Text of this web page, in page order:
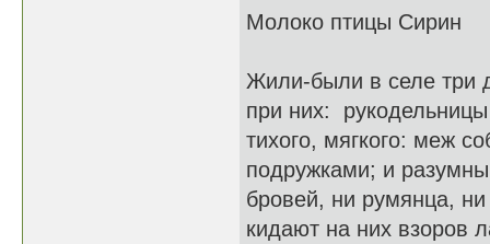
Молоко птицы Сирин
Жили-были в селе три
при них:
тихого, мягкого: меж
подружками; и
бровей, ни румянца,
кидают на них взоров